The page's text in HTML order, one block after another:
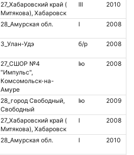
27_Хабаровский край (
Митякова), Хабаровск
III 2010
28_Амурская обл. I 2008
3_Улан-Удэ б/р 2008
27_СШОР №4
"Импульс",
Комсомольск-на-
Амуре
Iю 2008
28_город Свободный,
Свободный
Iю 2009
27_Хабаровский край (
Митякова), Хабаровск
I 2008
28_Амурская обл. I 2010